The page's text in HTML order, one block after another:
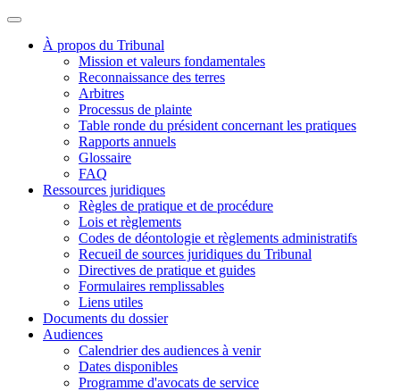
À propos du Tribunal
Mission et valeurs fondamentales
Reconnaissance des terres
Arbitres
Processus de plainte
Table ronde du président concernant les pratiques
Rapports annuels
Glossaire
FAQ
Ressources juridiques
Règles de pratique et de procédure
Lois et règlements
Codes de déontologie et règlements administratifs
Recueil de sources juridiques du Tribunal
Directives de pratique et guides
Formulaires remplissables
Liens utiles
Documents du dossier
Audiences
Calendrier des audiences à venir
Dates disponibles
Programme d'avocats de service